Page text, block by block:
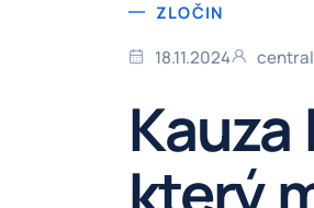
ZLOČIN
18.11.2024
Kauza